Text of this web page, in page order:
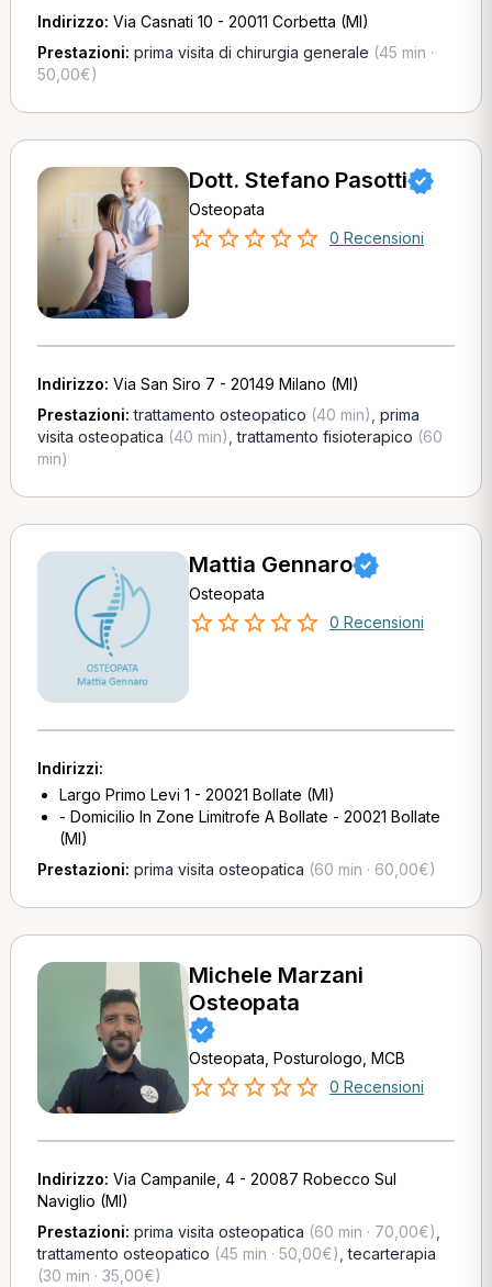
Indirizzo: Via Casnati 10 - 20011 Corbetta (MI)
Prestazioni: prima visita di chirurgia generale (45 min ·
50,00€)
Dott. Stefano Pasotti
Osteopata
0 Recensioni
Indirizzo: Via San Siro 7 - 20149 Milano (MI)
Prestazioni:trattamento osteopatico (40 min) prima
visita osteopatica (40 min) ,trattamento fisioterapico (60
min)
Mattia Gennaro
Osteopata
0 Recensioni
Indirizzi:
Largo Primo Levi 1 - 20021 Bollate (MI)
- Domicilio In Zone Limitrofe A Bollate - 20021 Bollate
(MI)
Prestazioni: prima visita osteopatica (60 min · 60,00€)
Michele Marzani
Osteopata
Osteopata, Posturologo, MCB
0 Recensioni
Indirizzo: Via Campanile, 4 - 20087 Robecco Sul
Naviglio (MI)
Prestazioni: prima visita osteopatica (60 min · 70,00€)
trattamento osteopatico (45 min · 50,00€) ,tecarterapia
(30 min · 35,00€)